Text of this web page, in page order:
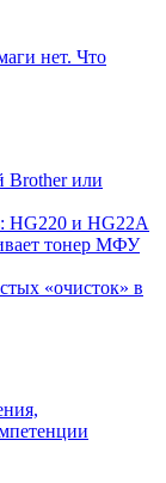
нет. Что
Brother или
HG220 и HG22A
тонер МФУ
«очисток» в